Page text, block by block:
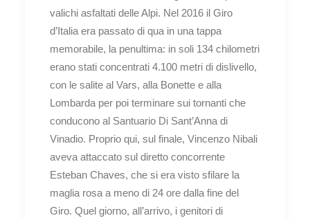
valichi asfaltati delle Alpi. Nel 2016 il Giro
d’Italia era passato di qua in una tappa
memorabile, la penultima: in soli 134 chilometri
erano stati concentrati 4.100 metri di dislivello,
con le salite al Vars, alla Bonette e alla
Lombarda per poi terminare sui tornanti che
conducono al Santuario Di Sant’Anna di
Vinadio. Proprio qui, sul finale, Vincenzo Nibali
aveva attaccato sul diretto concorrente
Esteban Chaves, che si era visto sfilare la
maglia rosa a meno di 24 ore dalla fine del
Giro. Quel giorno, all’arrivo, i genitori di